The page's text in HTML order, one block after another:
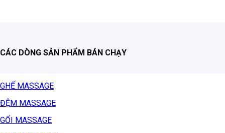
CÁC DÒNG SẢN PHẨM BÁN CHẠY
GHẾ MASSAGE
ĐỆM MASSAGE
GỐI MASSAGE